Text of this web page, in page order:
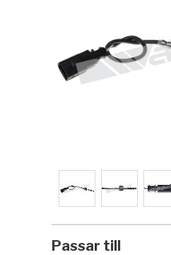
Passar till